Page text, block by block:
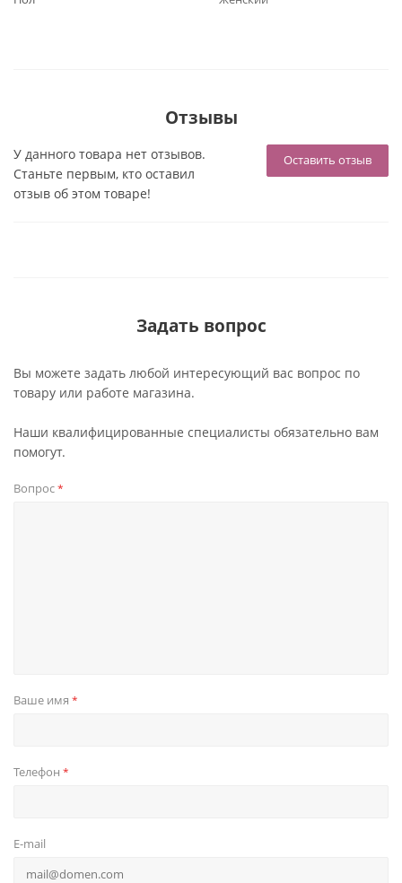
Отзывы
Оставить отзыв
У данного товара нет отзывов.
Станьте первым, кто оставил
отзыв об этом товаре!
Задать вопрос
Вы можете задать любой интересующий вас вопрос по
товару или работе магазина.
Наши квалифицированные специалисты обязательно вам
помогут.
Вопрос*
Ваше имя *
Телефон *
E-mail